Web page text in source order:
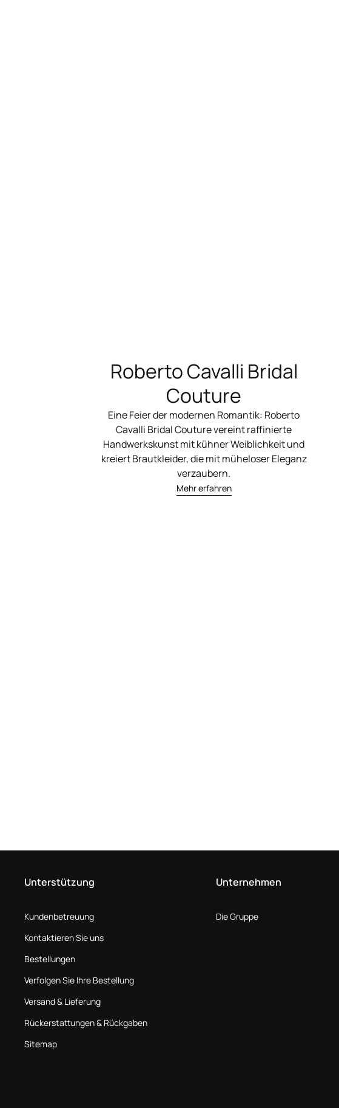
Roberto Cavalli Bridal
Couture
Eine Feier der modernen Romantik: Roberto
Cavalli Bridal Couture vereint raffinierte
Handwerkskunst mit kühner Weiblichkeit und
kreiert Brautkleider, die mit müheloser Eleganz
verzaubern.
Mehr erfahren
Unterstützung
Kundenbetreuung
Kontaktieren Sie uns
Bestellungen
Verfolgen Sie Ihre Bestellung
Versand & Lieferung
Rückerstattungen & Rückgaben
Sitemap
Unternehmen
Die Gruppe